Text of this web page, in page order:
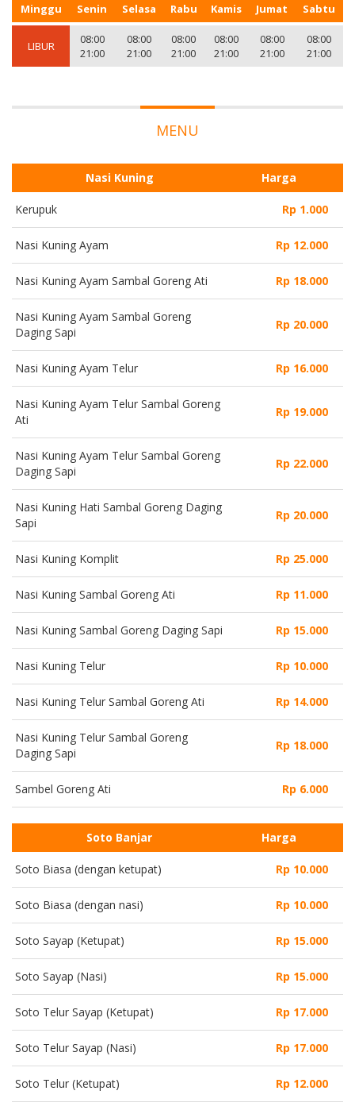
Minggu Senin Selasa Rabu Kamis Jumat Sabtu
LIBUR
08:00
21:00
08:00
21:00
08:00
21:00
08:00
21:00
08:00
21:00
08:00
21:00
MENU
Nasi Kuning Harga
Kerupuk Rp 1.000
Nasi Kuning Ayam Rp 12.000
Nasi Kuning Ayam Sambal Goreng Ati Rp 18.000
Nasi Kuning Ayam Sambal Goreng
Daging Sapi
Rp 20.000
Nasi Kuning Ayam Telur Rp 16.000
Nasi Kuning Ayam Telur Sambal Goreng
Ati
Rp 19.000
Nasi Kuning Ayam Telur Sambal Goreng
Daging Sapi
Rp 22.000
Nasi Kuning Hati Sambal Goreng Daging
Sapi
Rp 20.000
Nasi Kuning Komplit Rp 25.000
Nasi Kuning Sambal Goreng Ati Rp 11.000
Nasi Kuning Sambal Goreng Daging Sapi Rp 15.000
Nasi Kuning Telur Rp 10.000
Nasi Kuning Telur Sambal Goreng Ati Rp 14.000
Nasi Kuning Telur Sambal Goreng
Daging Sapi
Rp 18.000
Sambel Goreng Ati Rp 6.000
Soto Banjar Harga
Soto Biasa (dengan ketupat) Rp 10.000
Soto Biasa (dengan nasi) Rp 10.000
Soto Sayap (Ketupat) Rp 15.000
Soto Sayap (Nasi) Rp 15.000
Soto Telur Sayap (Ketupat) Rp 17.000
Soto Telur Sayap (Nasi) Rp 17.000
Soto Telur (Ketupat) Rp 12.000